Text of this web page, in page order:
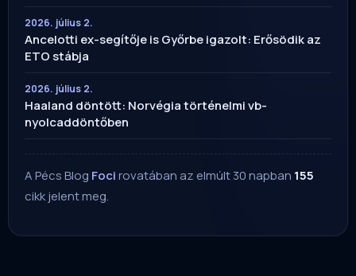
2026. július 2.
Ancelotti ex-segítője is Győrbe igazolt: Erősödik az
ETO stábja
2026. július 2.
Haaland döntött: Norvégia történelmi vb-
nyolcaddöntőben
A Pécs Blog Focirovatában az elmúlt 30 napban 155
cikk jelent meg.